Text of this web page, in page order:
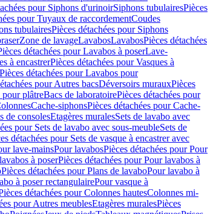
pour Siphons d'urinoirSiphons tubulairesPièces
pour Tuyaux de raccordementCoudes
tubulairesPièces détachées pour Siphons
Zone de lavageLavabosLavabosPièces détachées
détachées pour Lavabos à poserLave-
à encastrerPièces détachées pour Vasques à
Pièces détachées pour Lavabos pour
pour Autres bacsDéversoirs murauxPièces
pour plâtreBacs de laboratoirePièces détachées pour
Cache-siphonsPièces détachées pour Cache-
de consolesEtagères muralesSets de lavabo avec
pour Sets de lavabo avec sous-meubleSets de
détachées pour Sets de vasque à encastrer avec
lave-mainsPour lavabosPièces détachées pour Pour
à poserPièces détachées pour Pour lavabos à
Pièces détachées pour Plans de lavaboPour lavabo à
à poser rectangulairePour vasque à
détachées pour Colonnes hautesColonnes mi-
pour Autres meublesEtagères muralesPièces